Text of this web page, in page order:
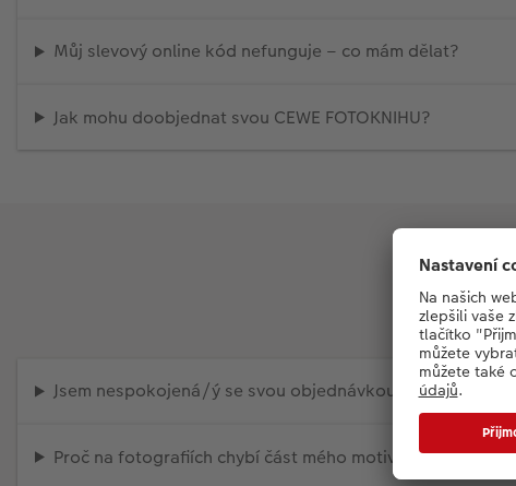
Můj slevový online kód nefunguje – co mám dělat?
Jak mohu doobjednat svou CEWE FOTOKNIHU?
Jsem nespokojená/ý se svou objednávkou. Co mám dělat?
Proč na fotografiích chybí část mého motivu?